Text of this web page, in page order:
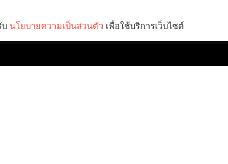
บ นโยบายความเป็นส่วนตัว เพื่อใช้บริการเว็บไซต์